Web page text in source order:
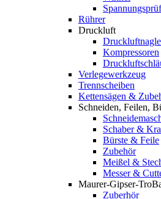
Rührer
Druckluft
Kompressoren
Verlegewerkzeug
Trennscheiben
Kettensägen &
Schneiden, Feilen,
Schaber &
Bürste & Feile
Zubehör
Meißel &
Messer &
Maurer-Gipser-
Zuberhör